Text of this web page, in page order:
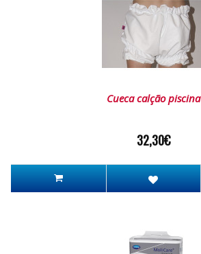
Cueca calção piscina
32,30€